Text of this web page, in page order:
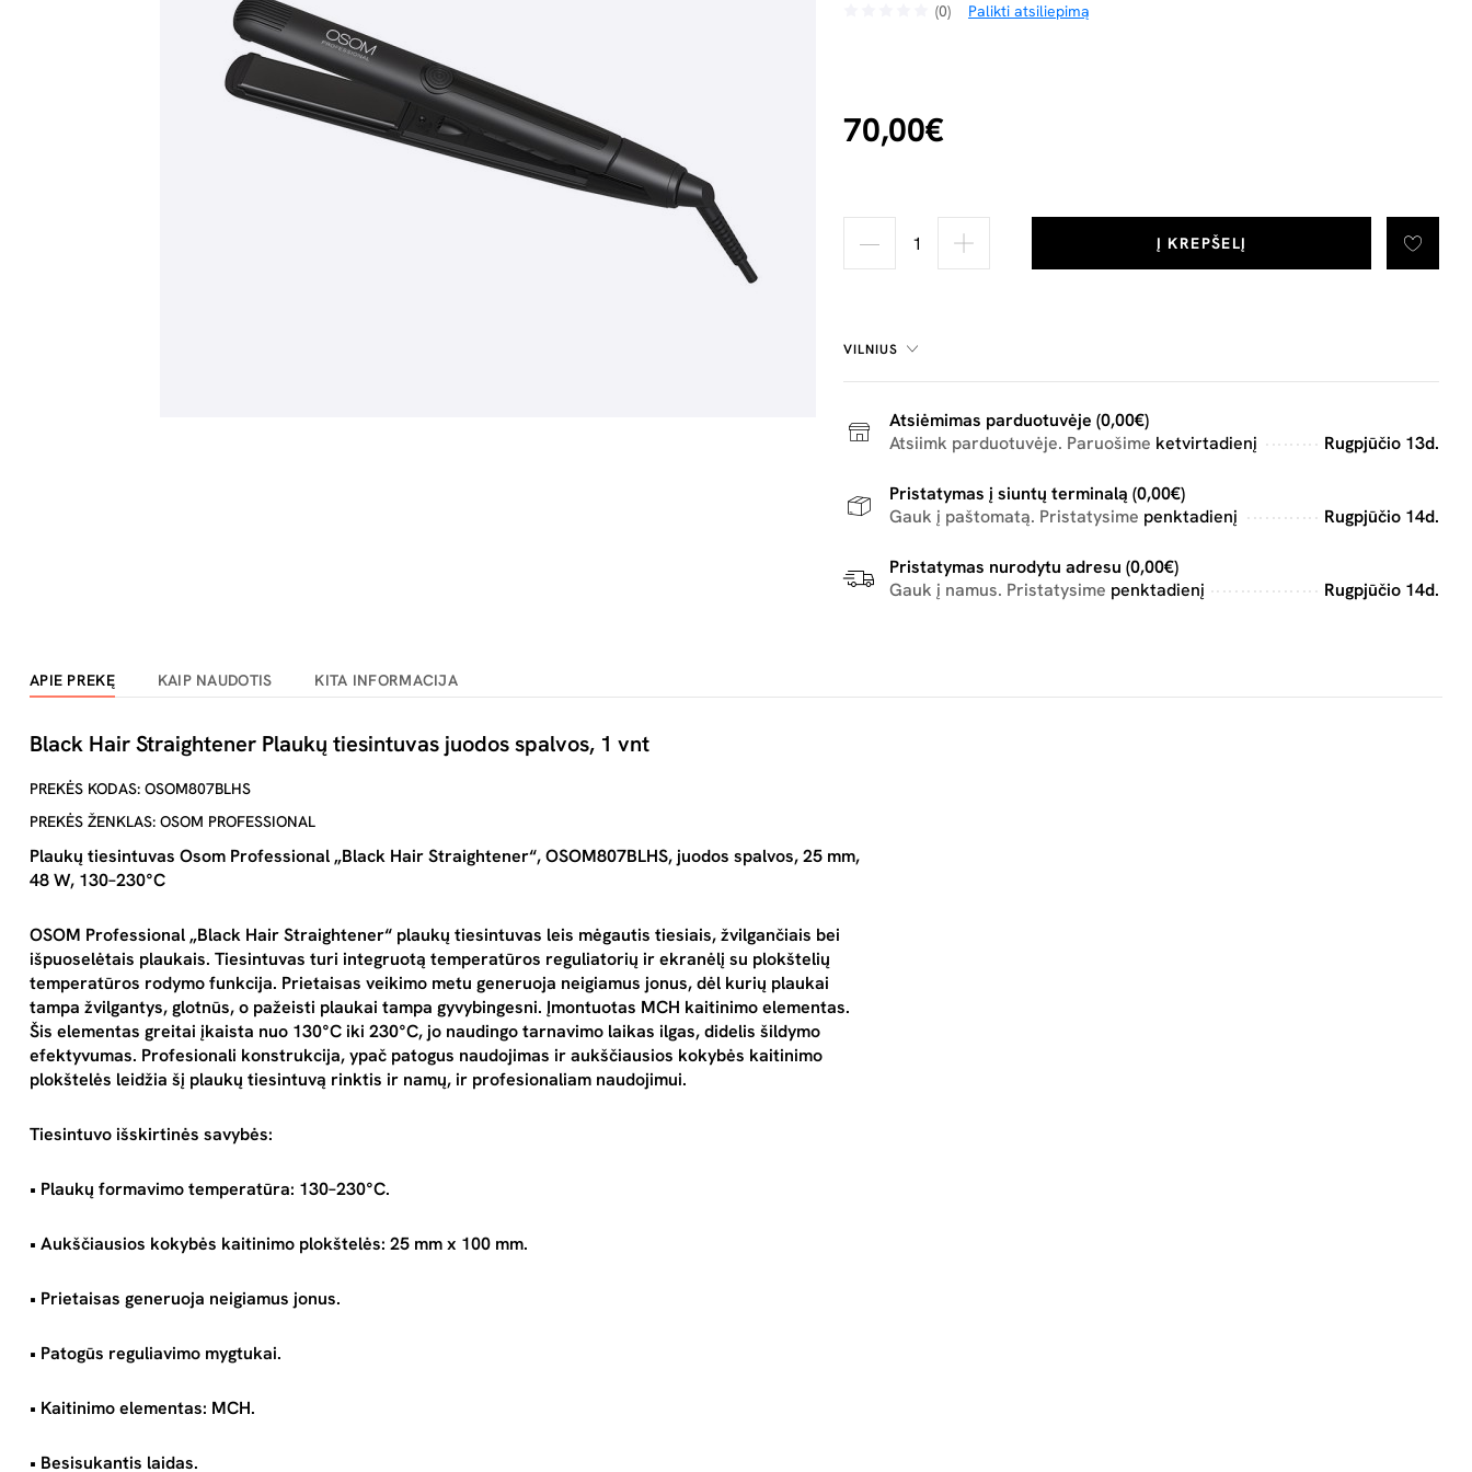
(0) Palikti atsiliepimą
70,00€
Į KREPŠELĮ
VILNIUS
Atsiėmimas parduotuvėje (0,00€)
Atsiimk parduotuvėje. Paruošime ketvirtadienį Rugpjūčio 13d.
Pristatymas į siuntų terminalą (0,00€)
Gauk į paštomatą. Pristatysime penktadienį Rugpjūčio 14d.
Pristatymas nurodytu adresu (0,00€)
Gauk į namus. Pristatysime penktadienį Rugpjūčio 14d.
APIE PREKĘ KAIP NAUDOTIS KITA INFORMACIJA
Black Hair Straightener Plaukų tiesintuvas juodos spalvos, 1 vnt
PREKĖS KODAS: OSOM807BLHS
PREKĖS ŽENKLAS: OSOM PROFESSIONAL
Plaukų tiesintuvas Osom Professional „Black Hair Straightener“, OSOM807BLHS, juodos spalvos, 25 mm,
48 W, 130–230°C
OSOM Professional „Black Hair Straightener“ plaukų tiesintuvas leis mėgautis tiesiais, žvilgančiais bei
išpuoselėtais plaukais. Tiesintuvas turi integruotą temperatūros reguliatorių ir ekranėlį su plokštelių
temperatūros rodymo funkcija. Prietaisas veikimo metu generuoja neigiamus jonus, dėl kurių plaukai
tampa žvilgantys, glotnūs, o pažeisti plaukai tampa gyvybingesni. Įmontuotas MCH kaitinimo elementas.
Šis elementas greitai įkaista nuo 130°C iki 230°C, jo naudingo tarnavimo laikas ilgas, didelis šildymo
efektyvumas. Profesionali konstrukcija, ypač patogus naudojimas ir aukščiausios kokybės kaitinimo
plokštelės leidžia šį plaukų tiesintuvą rinktis ir namų, ir profesionaliam naudojimui.
Tiesintuvo išskirtinės savybės:
• Plaukų formavimo temperatūra: 130–230°C.
• Aukščiausios kokybės kaitinimo plokštelės: 25 mm x 100 mm.
• Prietaisas generuoja neigiamus jonus.
• Patogūs reguliavimo mygtukai.
• Kaitinimo elementas: MCH.
• Besisukantis laidas.